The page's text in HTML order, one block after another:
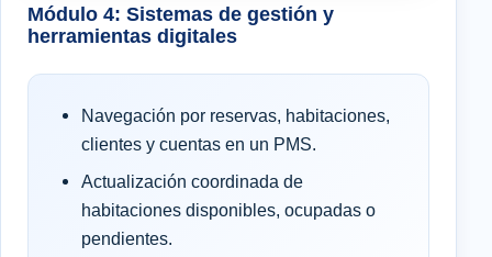
Módulo 4: Sistemas de gestión y
herramientas digitales
Navegación por reservas, habitaciones,
clientes y cuentas en un PMS.
Actualización coordinada de
habitaciones disponibles, ocupadas o
pendientes.